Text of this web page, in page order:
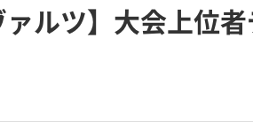
ァルツ】大会上位